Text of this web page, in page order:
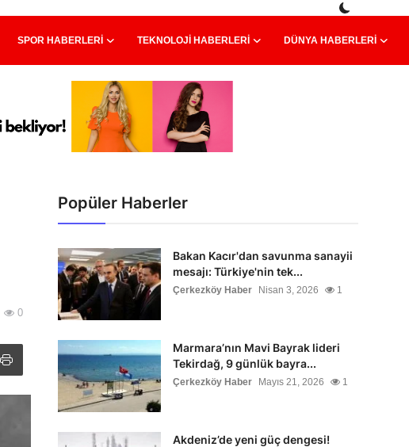
SPOR HABERLERI TEKNOLOJI HABERLERI DÜNYA HABERLERI
0
Popüler Haberler
Bakan Kacır'dan savunma sanayii
mesajı: Türkiye'nin tek...
Çerkezköy Haber Nisan 3, 2026 1
Marmara’nın Mavi Bayrak lideri
Tekirdağ, 9 günlük bayra...
Çerkezköy Haber Mayıs 21, 2026 1
Akdeniz’de yeni güç dengesi!